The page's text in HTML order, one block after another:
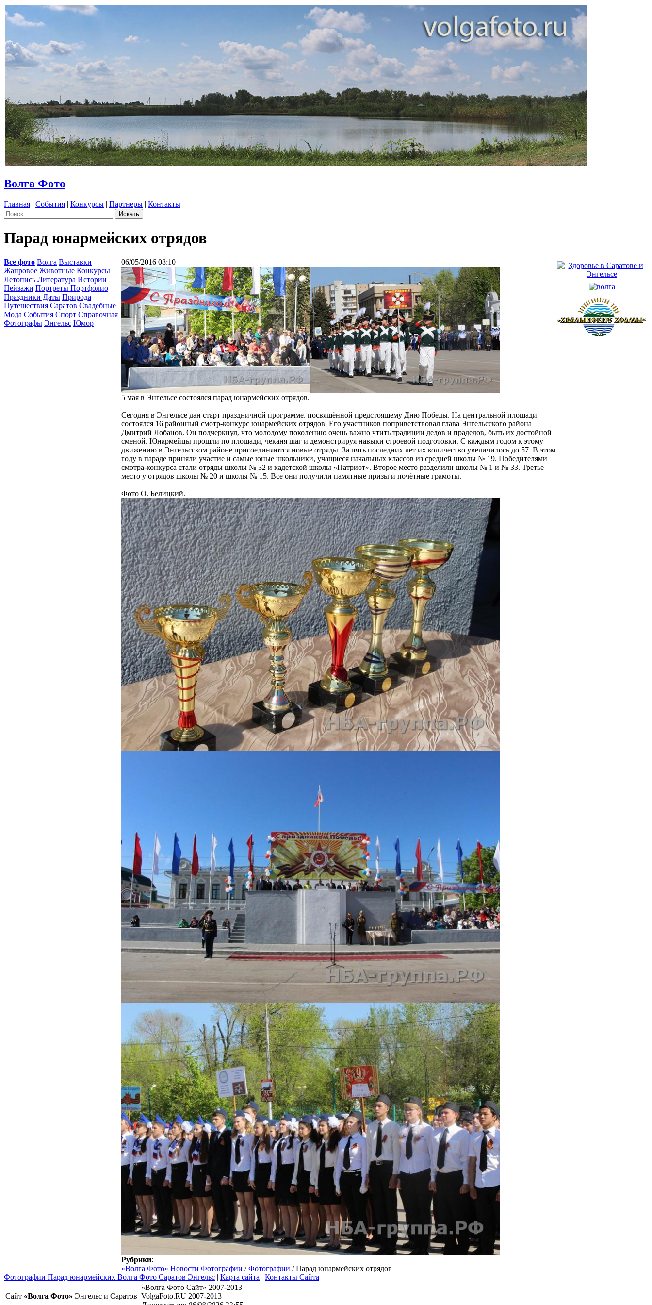
Волга Фото
Главная | События | Конкурсы | Партнеры | Контакты
Парад юнармейских отрядов
Все фото Волга Выставки
Жанровое Животные Конкурсы
Летопись Литература Истории
Пейзажи Портреты Портфолио
Праздники Даты Природа
Путешествия Саратов Свадебные
Мода События Спорт Справочная
Фотографы Энгельс Юмор
06/05/2016 08:10
5 мая в Энгельсе состоялся парад юнармейских отрядов.
Сегодня в Энгельсе дан старт праздничной программе, посвящённой предстоящему Дню Победы. На центральной площади
состоялся 16 районный смотр-конкурс юнармейских отрядов. Его участников поприветствовал глава Энгельсского района
Дмитрий Лобанов. Он подчеркнул, что молодому поколению очень важно чтить традиции дедов и прадедов, быть их достойной
сменой. Юнармейцы прошли по площади, чеканя шаг и демонстрируя навыки строевой подготовки. С каждым годом к этому
движению в Энгельсском районе присоединяются новые отряды. За пять последних лет их количество увеличилось до 57. В этом
году в параде приняли участие и самые юные школьники, учащиеся начальных классов из средней школы № 19. Победителями
смотра-конкурса стали отряды школы № 32 и кадетской школы «Патриот». Второе место разделили школы № 1 и № 33. Третье
место у отрядов школы № 20 и школы № 15. Все они получили памятные призы и почётные грамоты.
Фото О. Белицкий.
Рубрики:
«Волга Фото» Новости Фотографии /Фотографии / Парад юнармейских отрядов
Фотографии Парад юнармейских Волга Фото Саратов Энгельс | Карта сайта | Контакты Сайта
Сайт «Волга Фото» Энгельс и Саратов
«Волга Фото Сайт» 2007-2013
VolgaFoto.RU 2007-2013